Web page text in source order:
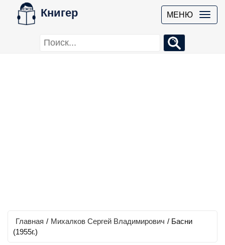
Книгер МЕНЮ
Главная / Михалков Сергей Владимирович / Басни
(1955г.)